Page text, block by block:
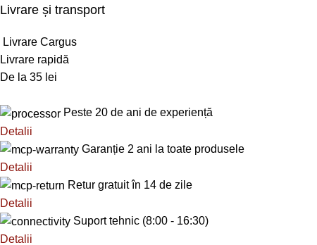
Livrare și transport
Livrare Cargus
Livrare rapidă
De la 35 lei
Peste 20 de ani de experiență
Detalii
Garanție 2 ani la toate produsele
Detalii
Retur gratuit în 14 de zile
Detalii
Suport tehnic (8:00 - 16:30)
Detalii